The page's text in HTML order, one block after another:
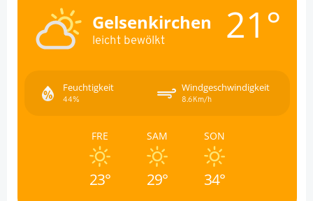
Gelsenkirchen
leicht bewölkt 21°
Feuchtigkeit
44%
Windgeschwindigkeit
8.6Km/h
FRE
23°
SAM
29°
SON
34°